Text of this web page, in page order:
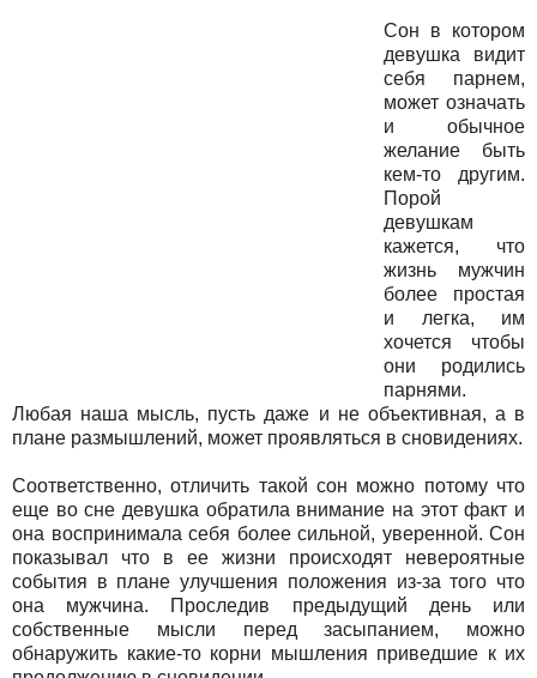
Сон в котором
девушка видит
себя парнем,
может означать
и обычное
желание быть
кем-то другим.
Порой
девушкам
кажется, что
жизнь мужчин
более простая
и легка, им
хочется чтобы
они родились
парнями.
Любая наша мысль, пусть даже и не объективная, а в
плане размышлений, может проявляться в сновидениях.
Соответственно, отличить такой сон можно потому что
еще во сне девушка обратила внимание на этот факт и
она воспринимала себя более сильной, уверенной. Сон
показывал что в ее жизни происходят невероятные
события в плане улучшения положения из-за того что
она мужчина. Проследив предыдущий день или
собственные мысли перед засыпанием, можно
обнаружить какие-то корни мышления приведшие к их